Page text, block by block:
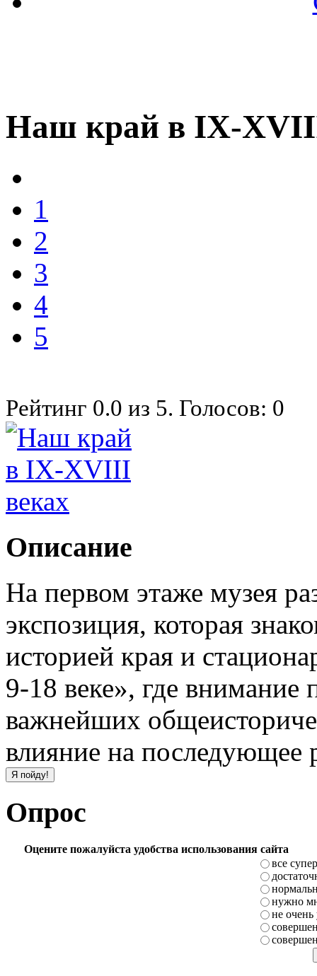
Наш край в IX-
1
2
3
4
5
Рейтинг 0.0 из 5. Голосов: 0
Описание
На первом этаже музея
экспозиция, которая
историей края и
9-18 веке», где внимание
важнейших
влияние на последующее
Опрос
Оцените пожалуйста удобства использования сайта
все супер
нужно
не очень